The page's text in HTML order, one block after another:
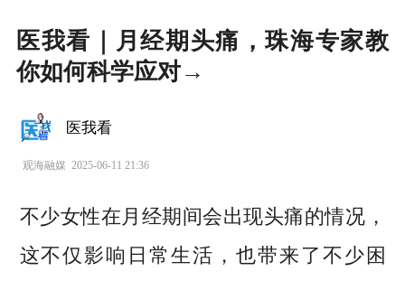
医我看｜月经期头痛，珠海专家教
你如何科学应对→
医我看
观海融媒 2025-06-11 21:36
不少女性在月经期间会出现头痛的情况，
这不仅影响日常生活，也带来了不少困